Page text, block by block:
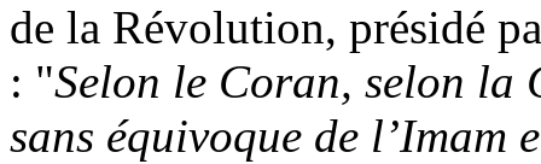
de la Révolution, présidé
: "Selon le Coran, selon la
sans équivoque de l’Imam